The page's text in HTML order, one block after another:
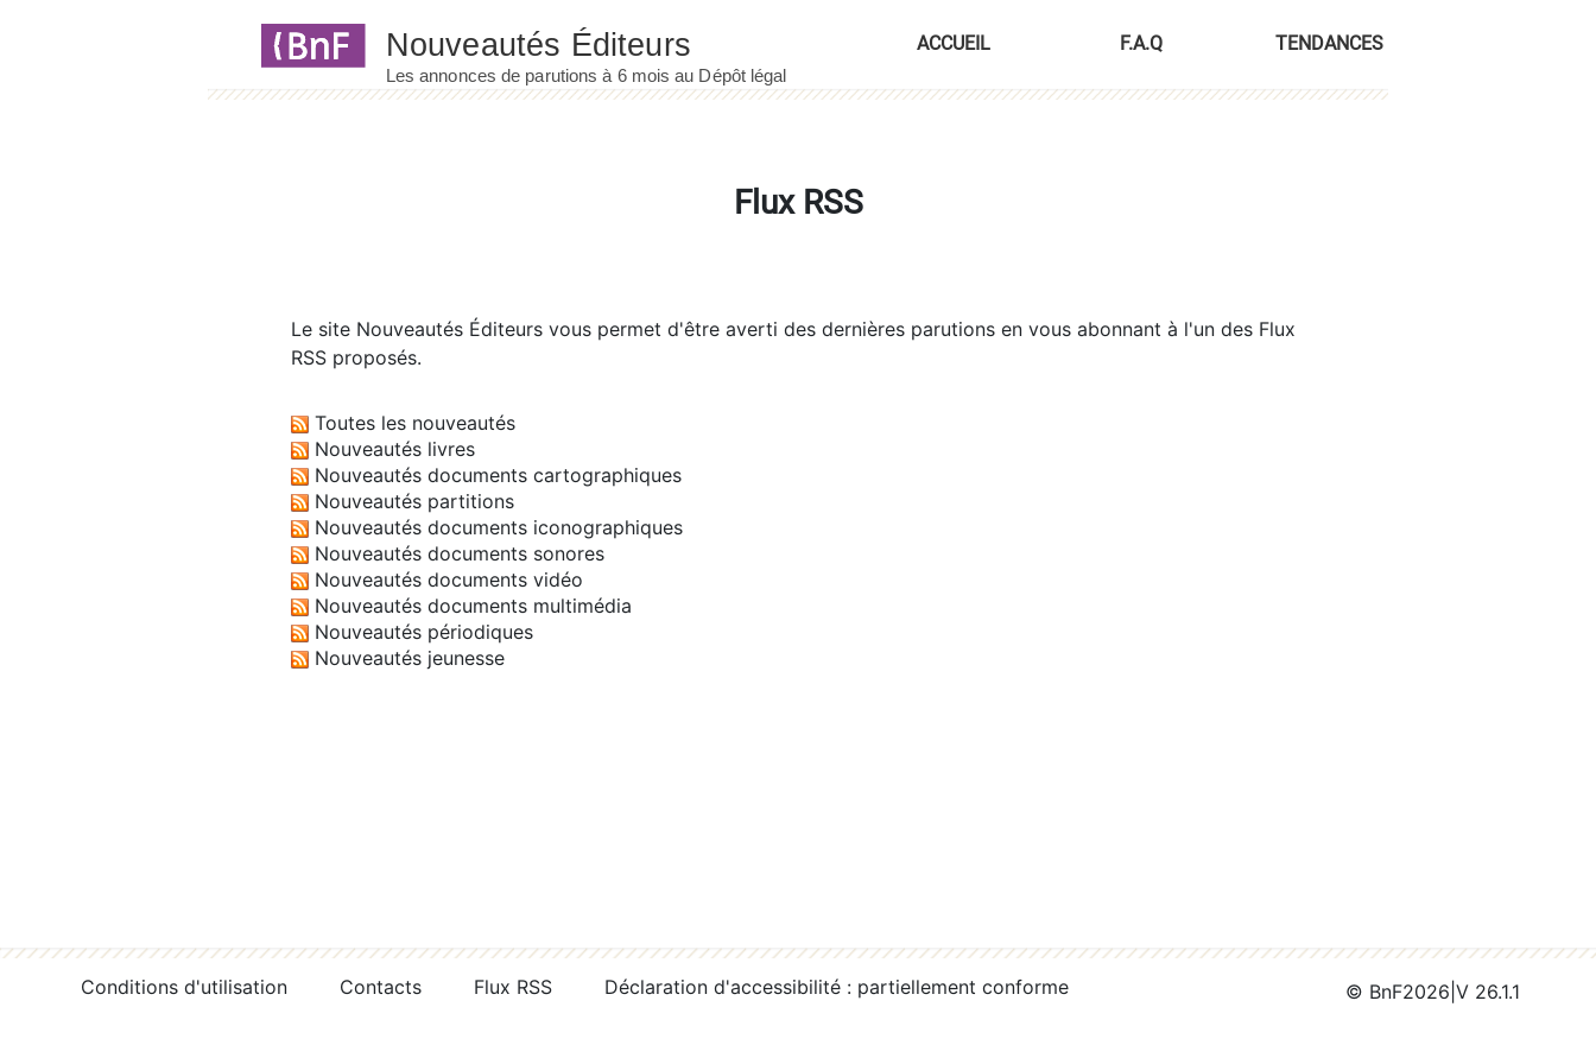
ACCUEIL F.A.Q TENDANCES
Flux RSS
Le site Nouveautés Éditeurs vous permet d'être averti des dernières parutions en vous abonnant à l'un des Flux
RSS proposés.
Toutes les nouveautés
Nouveautés livres
Nouveautés documents cartographiques
Nouveautés partitions
Nouveautés documents iconographiques
Nouveautés documents sonores
Nouveautés documents vidéo
Nouveautés documents multimédia
Nouveautés périodiques
Nouveautés jeunesse
Conditions d'utilisation Contacts Flux RSS Déclaration d'accessibilité : partiellement conforme © BnF2026 V 26.1.1